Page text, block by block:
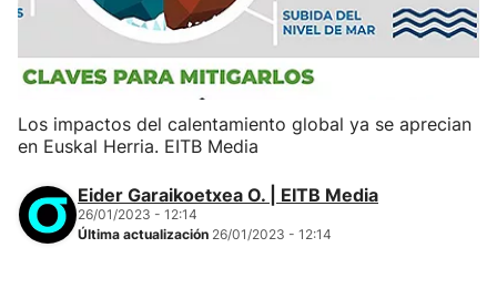
Los impactos del calentamiento global ya se aprecian
en Euskal Herria. EITB Media
Eider Garaikoetxea O. | EITB Media
26/01/2023 - 12:14
Última actualización 26/01/2023 - 12:14